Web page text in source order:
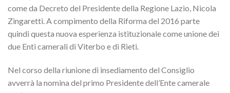
come da Decreto del Presidente della Regione Lazio, Nicola
Zingaretti. A compimento della Riforma del 2016 parte
quindi questa nuova esperienza istituzionale come unione dei
due Enti camerali di Viterbo e di Rieti.
Nel corso della riunione di insediamento del Consiglio
avverrà la nomina del primo Presidente dell’Ente camerale